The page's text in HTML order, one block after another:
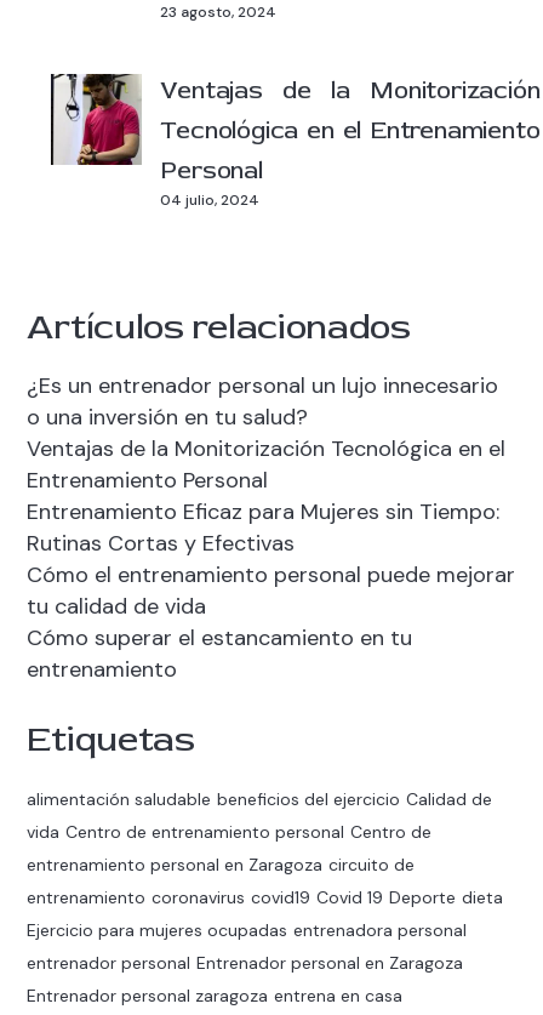
23 agosto, 2024
Ventajas de la Monitorización
Tecnológica en el Entrenamiento
Personal
04 julio, 2024
Artículos relacionados
¿Es un entrenador personal un lujo innecesario
o una inversión en tu salud?
Ventajas de la Monitorización Tecnológica en el
Entrenamiento Personal
Entrenamiento Eficaz para Mujeres sin Tiempo:
Rutinas Cortas y Efectivas
Cómo el entrenamiento personal puede mejorar
tu calidad de vida
Cómo superar el estancamiento en tu
entrenamiento
Etiquetas
alimentación saludable beneficios del ejercicio Calidad de
vida Centro de entrenamiento personal Centro de
entrenamiento personal en Zaragoza circuito de
entrenamiento coronavirus covid19 Covid 19 Deporte dieta
Ejercicio para mujeres ocupadas entrenadora personal
entrenador personal Entrenador personal en Zaragoza
Entrenador personal zaragoza entrena en casa